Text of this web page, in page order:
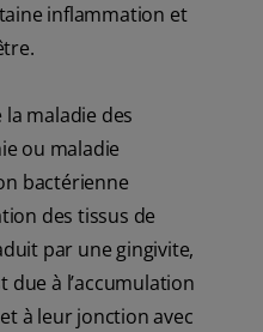
inflammation et
maladie des
ou maladie
bactérienne
des tissus de
par une gingivite,
due à l’accumulation
à leur jonction avec